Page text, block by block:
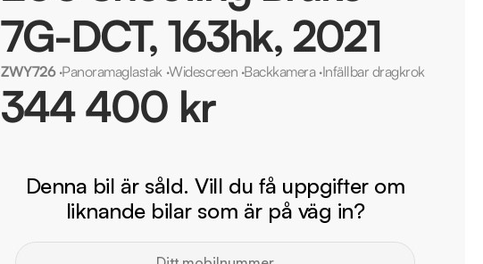
7G-DCT, 163hk, 2021
ZWY726·Panoramaglastak·Widescreen ·Backkamera·Infällbar dragkrok
344 400 kr
Denna bil är såld. Vill du få uppgifter om
liknande bilar som är på väg in?